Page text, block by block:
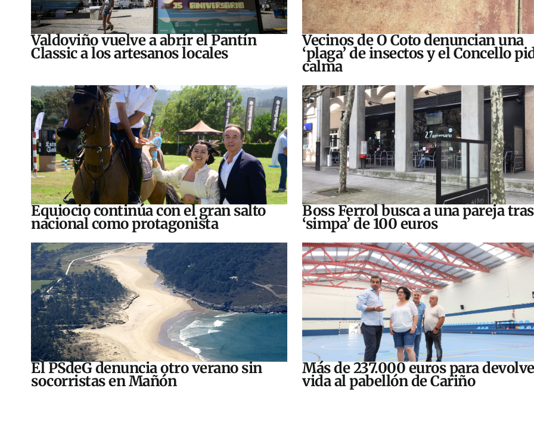
Valdoviño vuelve a abrir el Pantín
Classic a los artesanos locales
Vecinos de O Coto denuncian una
‘plaga’ de insectos y el Concello
calma
Equiocio continúa con el gran salto
nacional como protagonista
Boss Ferrol busca a una pareja
‘simpa’ de 100 euros
El PSdeG denuncia otro verano sin
socorristas en Mañón
Más de 237.000 euros para
vida al pabellón de Cariño